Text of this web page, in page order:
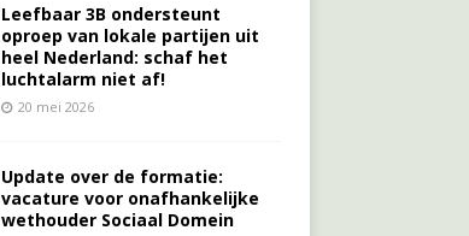
Leefbaar 3B ondersteunt
oproep van lokale partijen uit
heel Nederland: schaf het
luchtalarm niet af!
20 mei 2026
Update over de formatie:
vacature voor onafhankelijke
wethouder Sociaal Domein